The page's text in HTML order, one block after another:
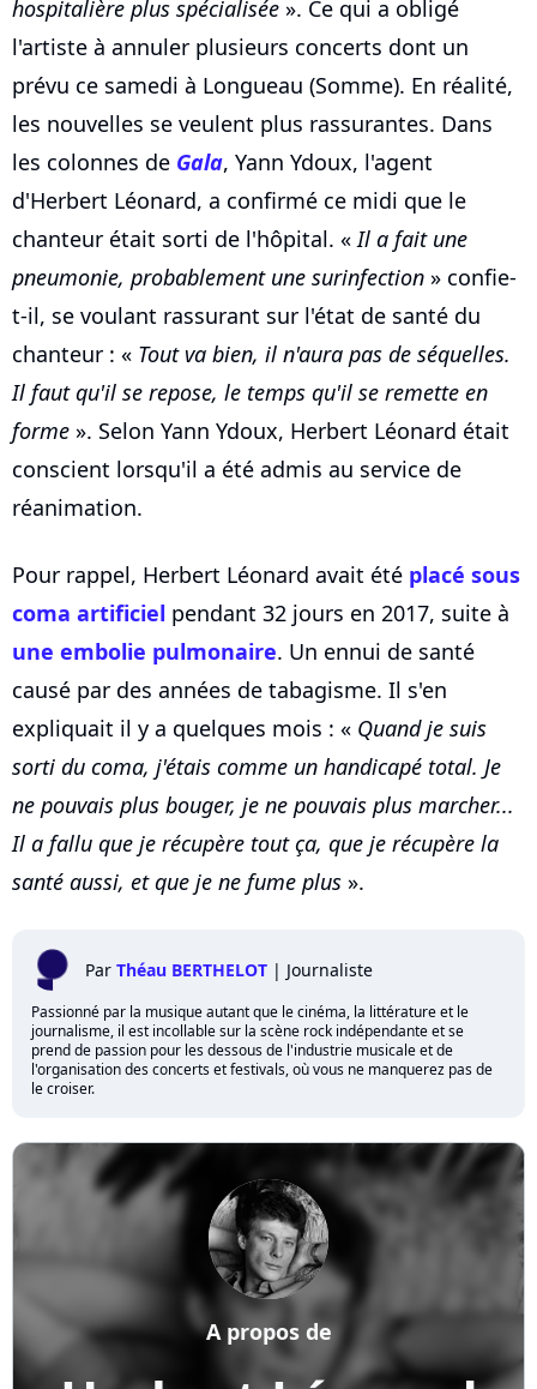
hospitalière plus spécialisée ». Ce qui a obligé
l'artiste à annuler plusieurs concerts dont un
prévu ce samedi à Longueau (Somme). En réalité,
les nouvelles se veulent plus rassurantes. Dans
les colonnes de Gala, Yann Ydoux, l'agent
d'Herbert Léonard, a confirmé ce midi que le
chanteur était sorti de l'hôpital. «Il a fait une
pneumonie, probablement une surinfection » confie-
t-il, se voulant rassurant sur l'état de santé du
chanteur : « Tout va bien, il n'aura pas de séquelles.
Il faut qu'il se repose, le temps qu'il se remette en
forme ». Selon Yann Ydoux, Herbert Léonard était
conscient lorsqu'il a été admis au service de
réanimation.
Pour rappel, Herbert Léonard avait été placé sous
coma artificiel pendant 32 jours en 2017, suite à
une embolie pulmonaire. Un ennui de santé
causé par des années de tabagisme. Il s'en
expliquait il y a quelques mois : « Quand je suis
sorti du coma, j'étais comme un handicapé total. Je
ne pouvais plus bouger, je ne pouvais plus marcher...
Il a fallu que je récupère tout ça, que je récupère la
santé aussi, et que je ne fume plus ».
Par Théau BERTHELOT | Journaliste
Passionné par la musique autant que le cinéma, la littérature et le
journalisme, il est incollable sur la scène rock indépendante et se
prend de passion pour les dessous de l'industrie musicale et de
l'organisation des concerts et festivals, où vous ne manquerez pas de
le croiser.
A propos de